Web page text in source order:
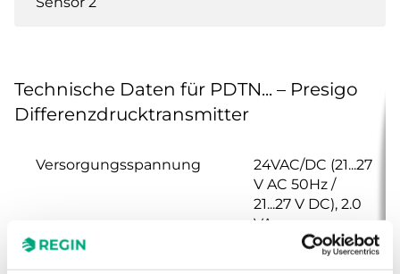
Technische Daten für PDTN... – Presigo
Differenzdrucktransmitter
Versorgungsspannung
24VAC/DC (21...27
V AC 50Hz /
21...27 V DC), 2.0
VA